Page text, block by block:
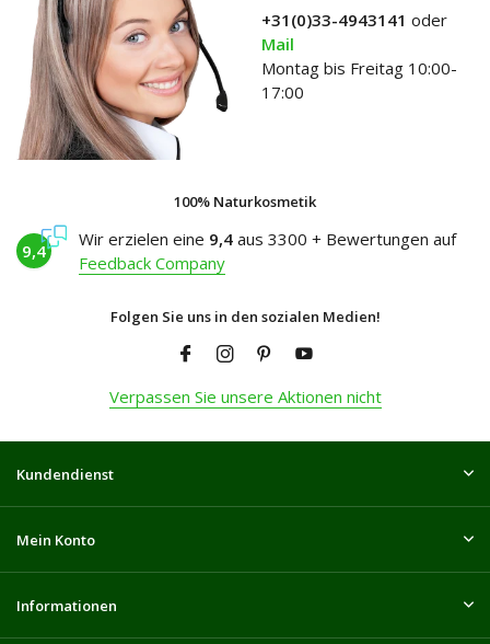
+31(0)33-4943141 oder
Mail
Montag bis Freitag 10:00-
17:00
100% Naturkosmetik
9,4
Wir erzielen eine 9,4 aus 3300 + Bewertungen auf
Feedback Company
Folgen Sie uns in den sozialen Medien!
Verpassen Sie unsere Aktionen nicht
Kundendienst
Mein Konto
Informationen